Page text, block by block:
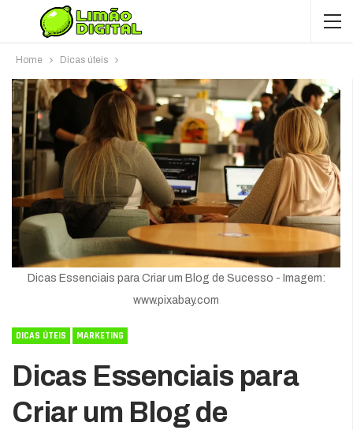
Home Dicas úteis
Dicas Essenciais para Criar um Blog de Sucesso - Imagem:
www.pixabay.com
DICAS ÚTEIS MARKETING
Dicas Essenciais para
Criar um Blog de